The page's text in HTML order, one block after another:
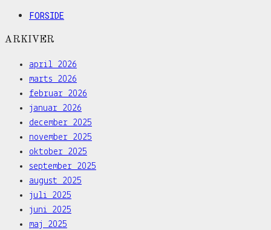
FORSIDE
ARKIVER
april 2026
marts 2026
februar 2026
januar 2026
december 2025
november 2025
oktober 2025
september 2025
august 2025
juli 2025
juni 2025
maj 2025